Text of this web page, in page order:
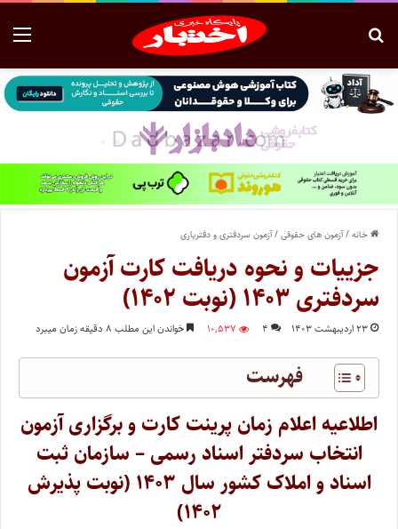
خانه/آزمون های حقوقی/آزمون سردفتری و دفتریاری
جزییات و نحوه دریافت کارت آزمون
سردفتری ۱۴۰۳ (نوبت ۱۴۰۲)
۲۳ اردیبهشت ۱۴۰۳ ۴ ۱۰,۵۳۷ خواندن این مطلب ۸ دقیقه زمان میبرد
فهرست
اطلاعیه اعلام زمان پرینت کارت و برگزاری آزمون
انتخاب سردفتر اسناد رسمی – سازمان ثبت
اسناد و املاک کشور سال ۱۴۰۳ (نوبت پذیرش
۱۴۰۲)